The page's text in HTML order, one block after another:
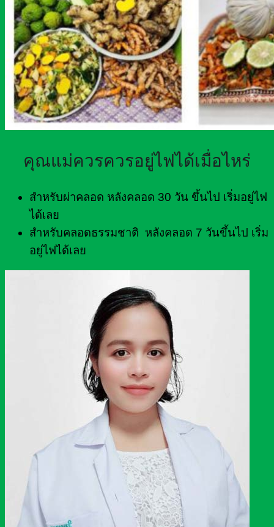
คุณแม่ควรควรอยู่ไฟได้เมื่อไหร่
สำหรับผ่าคลอด หลังคลอด 30 วัน ขึ้นไป เริ่มอยู่ไฟ
ได้เลย
สำหรับคลอดธรรมชาติ หลังคลอด 7 วันขึ้นไป เริ่ม
อยู่ไฟได้เลย